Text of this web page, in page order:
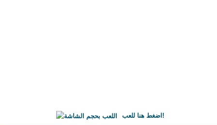
اضغط هنا للعب!